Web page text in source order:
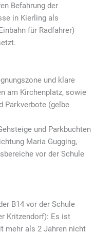
Befahrung der
in Kierling als
für Radfahrer)
und klare
am Kirchenplatz, sowie
Parkverbote (gelbe
und Parkbuchten
Maria Gugging,
vor der Schule
B14 vor der Schule
Kritzendorf): Es ist
mehr als 2 Jahren nicht